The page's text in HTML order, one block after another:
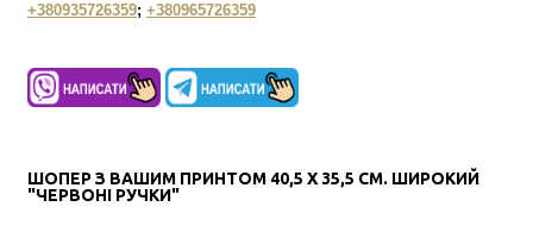
+380935726359; +380965726359
ШОПЕР З ВАШИМ ПРИНТОМ 40,5 Х 35,5 СМ. ШИРОКИЙ
"ЧЕРВОНІ РУЧКИ"